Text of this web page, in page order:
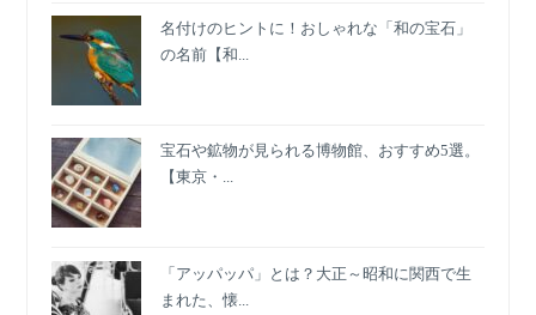
名付けのヒントに！おしゃれな「和の宝石」
の名前【和...
宝石や鉱物が見られる博物館、おすすめ5選。
【東京・...
「アッパッパ」とは？大正～昭和に関西で生
まれた、懐...